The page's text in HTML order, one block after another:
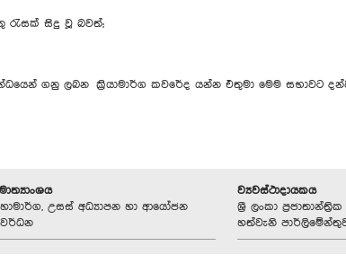
සිදු වූ බවත්;
ගනු ලබන ක්‍රියාමාර්ග කවරේද යන්න එතුමා මෙම සභාවට
උසස් අධ්‍යාපන හා ආයෝජන
ව්‍යවස්ථාදායකය
ශ්‍රී ලංකා
හත්වැනි